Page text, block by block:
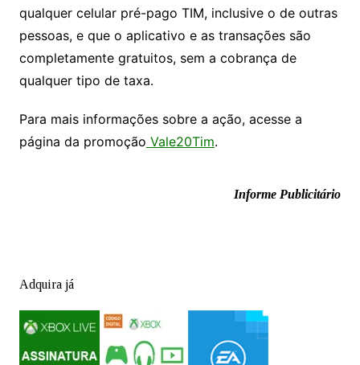
qualquer celular pré-pago TIM, inclusive o de outras
pessoas, e que o aplicativo e as transações são
completamente gratuitos, sem a cobrança de
qualquer tipo de taxa.
Para mais informações sobre a ação, acesse a
página da promoção Vale20Tim.
Informe Publicitário
Adquira já